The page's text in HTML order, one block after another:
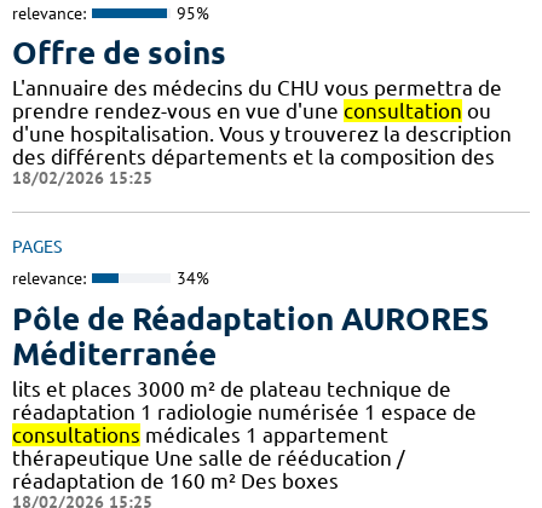
relevance: 95%
Offre de soins
L'annuaire des médecins du CHU vous permettra de
prendre rendez-vous en vue d'une consultation ou
d'une hospitalisation. Vous y trouverez la description
des différents départements et la composition des
18/02/2026 15:25
PAGES
relevance: 34%
Pôle de Réadaptation AURORES
Méditerranée
lits et places 3000 m² de plateau technique de
réadaptation 1 radiologie numérisée 1 espace de
consultations médicales 1 appartement
thérapeutique Une salle de rééducation /
réadaptation de 160 m² Des boxes
18/02/2026 15:25